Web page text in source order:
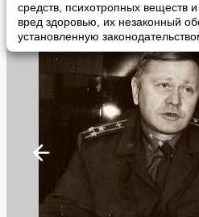
средств, психотропных веществ
вред здоровью, их незаконный
установленную